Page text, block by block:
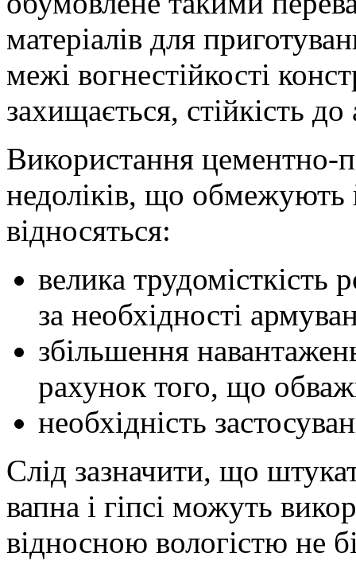
матеріалів для
межі вогнестійкості
захищається, стійкість
Використання цементно-
недоліків, що обмежують
відносяться:
велика трудомісткість
за необхідності
збільшення
рахунок того, що
необхідність
Слід зазначити, що
вапна і гіпсі можуть
відносною вологістю не